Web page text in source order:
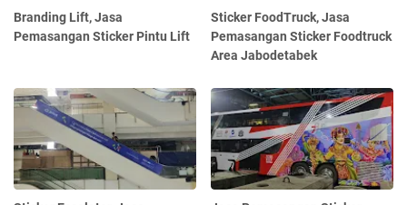
Branding Lift, Jasa
Pemasangan Sticker Pintu Lift
Sticker FoodTruck, Jasa
Pemasangan Sticker Foodtruck
Area Jabodetabek